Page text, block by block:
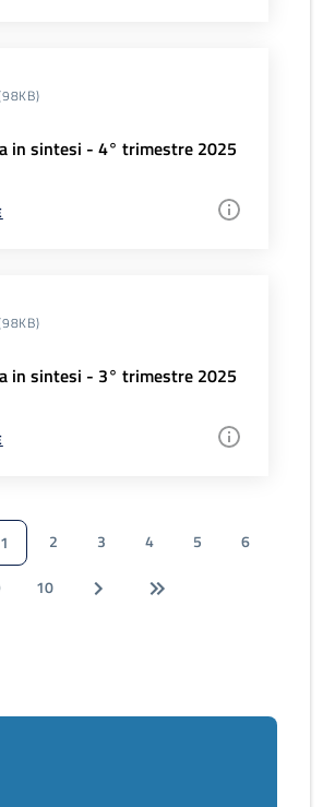
in sintesi - 4° trimestre 2025
in sintesi - 3° trimestre 2025
1 2 3 4 5
6
10